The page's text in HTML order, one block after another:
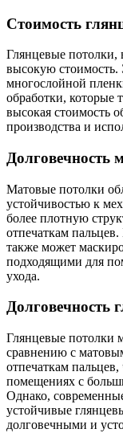
Стоимость
Глянцевые потолки,
высокую стоимость.
многослойной
обработки, которые
высокая стоимость
производства и
Долговечность
Матовые потолки
устойчивостью к
более плотную
отпечаткам
также может
подходящими для
ухода.
Долговечность
Глянцевые потолки
сравнению с
отпечаткам
помещениях с
Однако,
устойчивые
долговечными и